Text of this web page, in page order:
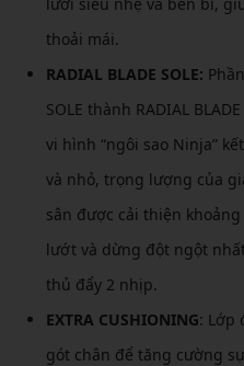
thoải mái.
RADIAL BLADE SOLE:
SOLE thành RADIAL
vi hình “ngôi sao Ninja”
và nhỏ, trọng lượng của
sân được cải thiện
lướt và dừng đột ngột
thủ đẩy 2 nhịp.
EXTRA CUSHIONING: Lớp
gót chân để tăng cường